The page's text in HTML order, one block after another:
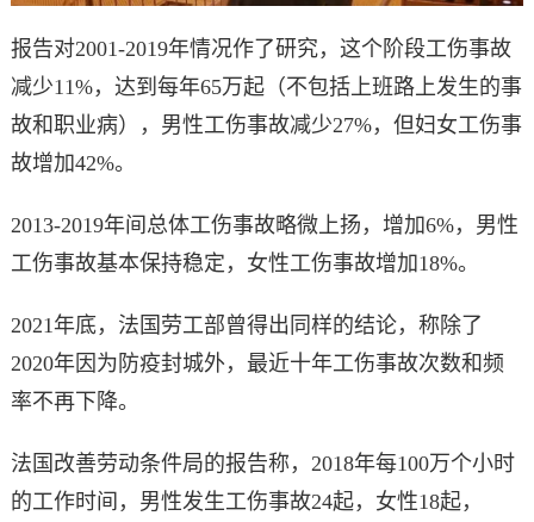
报告对2001-2019年情况作了研究，这个阶段工伤事故
减少11%，达到每年65万起（不包括上班路上发生的事
故和职业病），男性工伤事故减少27%，但妇女工伤事
故增加42%。
2013-2019年间总体工伤事故略微上扬，增加6%，男性
工伤事故基本保持稳定，女性工伤事故增加18%。
2021年底，法国劳工部曾得出同样的结论，称除了
2020年因为防疫封城外，最近十年工伤事故次数和频
率不再下降。
法国改善劳动条件局的报告称，2018年每100万个小时
的工作时间，男性发生工伤事故24起，女性18起，